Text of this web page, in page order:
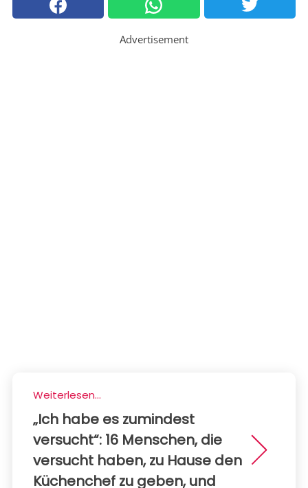
Advertisement
Weiterlesen...
„Ich habe es zumindest
versucht“: 16 Menschen, die
versucht haben, zu Hause den
Küchenchef zu geben, und